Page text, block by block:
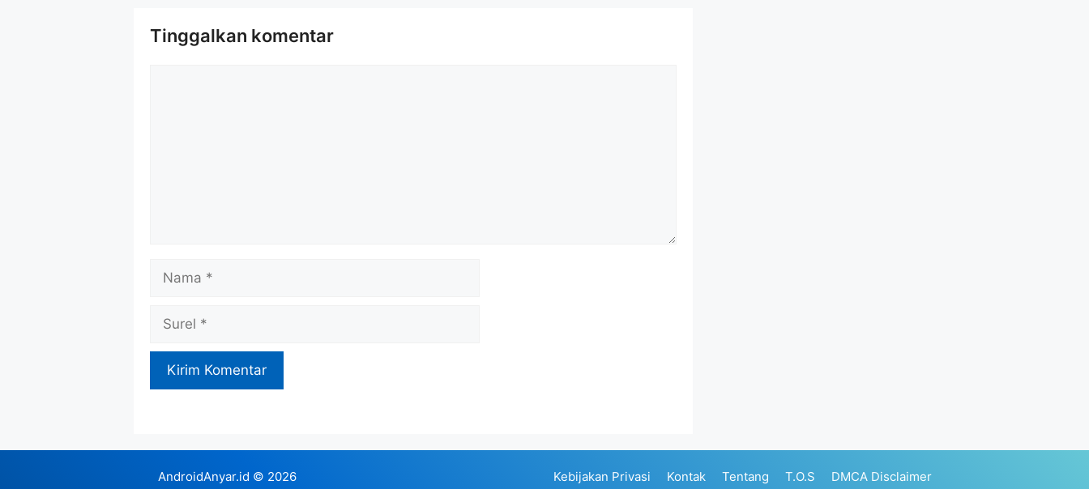
Tinggalkan komentar
Nama
Surel
Kebijakan Privasi Kontak Tentang T.O.S DMCA Disclaimer
AndroidAnyar.id © 2026